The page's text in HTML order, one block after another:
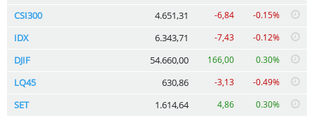
CSI300 4.651,31 -6,84 -0.15%
IDX 6.343,71 -7,43 -0.12%
DJIF 54.660,00 166,00 0.30%
LQ45 630,86 -3,13 -0.49%
SET 1.614,64 4,86 0.30%